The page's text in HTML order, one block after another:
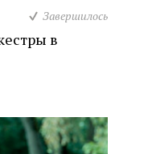
Завершилось
в